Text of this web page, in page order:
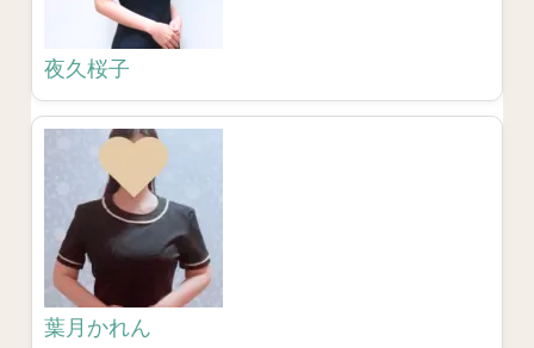
夜久桜子
葉月かれん